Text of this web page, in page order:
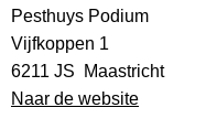
Pesthuys Podium
Vijfkoppen 1
6211 JS Maastricht
Naar de website